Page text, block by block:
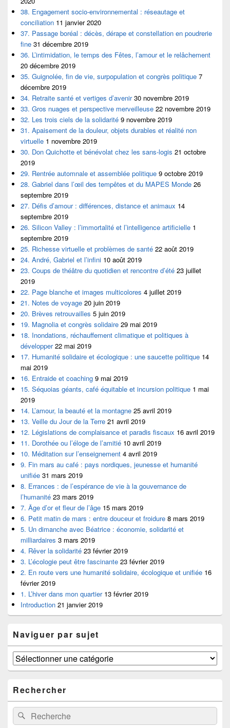
38. Engagement socio-environnemental : réseautage et
conciliation 11 janvier 2020
37. Passage boréal : décès, dérape et constellation en poudrerie
fine 31 décembre 2019
36. L’intimidation, le temps des Fêtes, l’amour et le relâchement
20 décembre 2019
35. Guignolée, fin de vie, surpopulation et congrès politique 7
décembre 2019
34. Retraite santé et vertiges d’avenir 30 novembre 2019
33. Gros nuages et perspective merveilleuse 22 novembre 2019
32. Les trois ciels de la solidarité 9 novembre 2019
31. Apaisement de la douleur, objets durables et réalité non
virtuelle 1 novembre 2019
30. Don Quichotte et bénévolat chez les sans-logis 21 octobre
2019
29. Rentrée automnale et assemblée politique 9 octobre 2019
28. Gabriel dans l’œil des tempêtes et du MAPES Monde 26
septembre 2019
27. Défis d’amour : différences, distance et animaux 14
septembre 2019
26. Silicon Valley : l’immortalité et l’intelligence artificielle 1
septembre 2019
25. Richesse virtuelle et problèmes de santé 22 août 2019
24. André, Gabriel et l’infini 10 août 2019
23. Coups de théâtre du quotidien et rencontre d’été 23 juillet
2019
22. Page blanche et images multicolores 4 juillet 2019
21. Notes de voyage 20 juin 2019
20. Brèves retrouvailles 5 juin 2019
19. Magnolia et congrès solidaire 29 mai 2019
18. Inondations, réchauffement climatique et politiques à
développer 22 mai 2019
17. Humanité solidaire et écologique : une saucette politique 14
mai 2019
16. Entraide et coaching 9 mai 2019
15. Séquoias géants, café équitable et incursion politique 1 mai
2019
14. L’amour, la beauté et la montagne 25 avril 2019
13. Veille du Jour de la Terre 21 avril 2019
12. Législations de complaisance et paradis fiscaux 16 avril 2019
11. Dorothée ou l’éloge de l’amitié 10 avril 2019
10. Méditation sur l’enseignement 4 avril 2019
9. Fin mars au café : pays nordiques, jeunesse et humanité
unifiée 31 mars 2019
8. Errances : de l’espérance de vie à la gouvernance de
l’humanité 23 mars 2019
7. Âge d’or et fleur de l’âge 15 mars 2019
6. Petit matin de mars : entre douceur et froidure 8 mars 2019
5. Un dimanche avec Béatrice : économie, solidarité et
milliardaires 3 mars 2019
4. Rêver la solidarité 23 février 2019
3. L’écologie peut être fascinante 23 février 2019
2. En route vers une humanité solidaire, écologique et unifiée 16
février 2019
1. L’hiver dans mon quartier 13 février 2019
Introduction 21 janvier 2019
Naviguer par sujet
Naviguer
par
Rechercher
Recherche :Recherche